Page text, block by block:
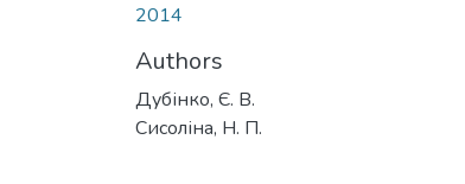
2014
Authors
Дубінко, Є. В.
Сисоліна, Н. П.